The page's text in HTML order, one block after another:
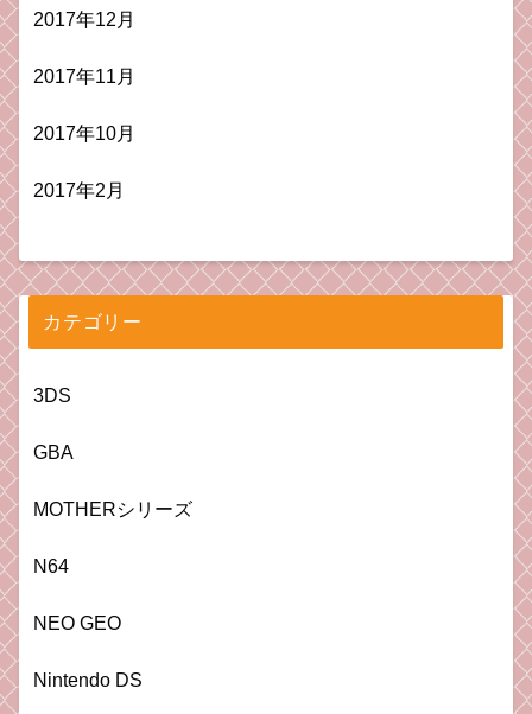
2017年12月
2017年11月
2017年10月
2017年2月
カテゴリー
3DS
GBA
MOTHERシリーズ
N64
NEO GEO
Nintendo DS